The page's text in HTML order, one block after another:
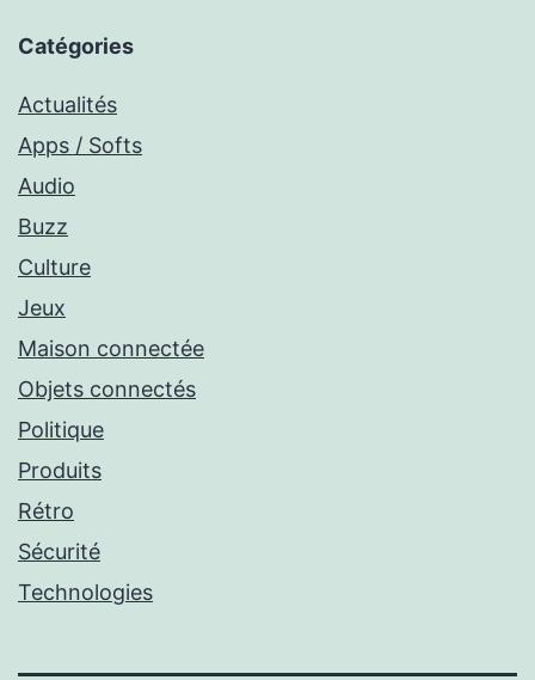
Catégories
Actualités
Apps / Softs
Audio
Buzz
Culture
Jeux
Maison connectée
Objets connectés
Politique
Produits
Rétro
Sécurité
Technologies